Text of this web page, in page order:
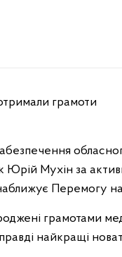
Юрій Мухін за
Перемогу
грамотами
найкращі